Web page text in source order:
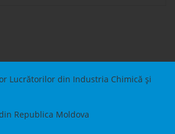
Lucrătorilor din Industria Chimică și
Republica Moldova